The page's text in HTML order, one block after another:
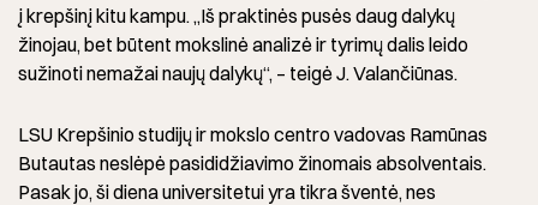
į krepšinį kitu kampu. „Iš praktinės pusės daug dalykų
žinojau, bet būtent mokslinė analizė ir tyrimų dalis leido
sužinoti nemažai naujų dalykų“, – teigė J. Valančiūnas.
LSU Krepšinio studijų ir mokslo centro vadovas Ramūnas
Butautas neslėpė pasididžiavimo žinomais absolventais.
Pasak jo, ši diena universitetui yra tikra šventė, nes